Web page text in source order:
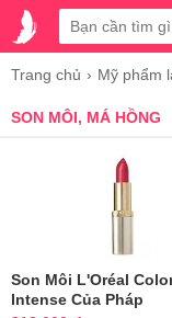
Trang chủ Mỹ phẩm
SON MÔI, MÁ HỒNG
Son Môi L'Oréal
Intense Của Pháp